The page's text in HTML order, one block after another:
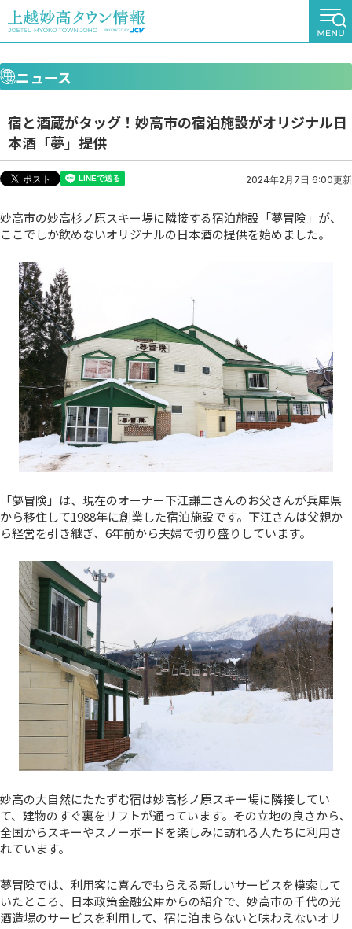
ニュース
宿と酒蔵がタッグ！妙高市の宿泊施設がオリジナル日
本酒「夢」提供
2024年2月7日 6:00更新
妙高市の妙高杉ノ原スキー場に隣接する宿泊施設「夢冒険」が、
ここでしか飲めないオリジナルの日本酒の提供を始めました。
「夢冒険」は、現在のオーナー下江謙二さんのお父さんが兵庫県
から移住して1988年に創業した宿泊施設です。下江さんは父親か
ら経営を引き継ぎ、6年前から夫婦で切り盛りしています。
妙高の大自然にたたずむ宿は妙高杉ノ原スキー場に隣接してい
て、建物のすぐ裏をリフトが通っています。その立地の良さから、
全国からスキーやスノーボードを楽しみに訪れる人たちに利用さ
れています。
夢冒険では、利用客に喜んでもらえる新しいサービスを模索して
いたところ、日本政策金融公庫からの紹介で、妙高市の千代の光
酒造場のサービスを利用して、宿に泊まらないと味わえないオリ